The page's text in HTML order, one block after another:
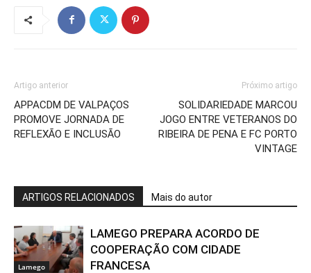
Artigo anterior
APPACDM DE VALPAÇOS
PROMOVE JORNADA DE
REFLEXÃO E INCLUSÃO
Próximo artigo
SOLIDARIEDADE MARCOU
JOGO ENTRE VETERANOS DO
RIBEIRA DE PENA E FC PORTO
VINTAGE
ARTIGOS RELACIONADOS Mais do autor
Lamego
LAMEGO PREPARA ACORDO DE
COOPERAÇÃO COM CIDADE
FRANCESA